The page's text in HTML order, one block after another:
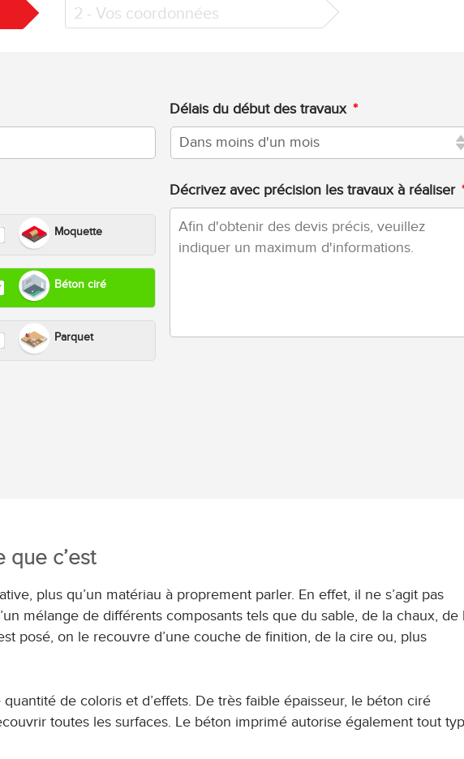
2 - Vos coordonnées
Moquette
Béton ciré
Parquet
Délais du début des travaux *
Décrivez avec précision les travaux à réaliser
que c’est
plus qu’un matériau à proprement parler. En effet, il ne s’agit pas
mélange de différents composants tels que du sable, de la chaux, de
posé, on le recouvre d’une couche de finition, de la cire ou, plus
de coloris et d’effets. De très faible épaisseur, le béton ciré
toutes les surfaces. Le béton imprimé autorise également tout